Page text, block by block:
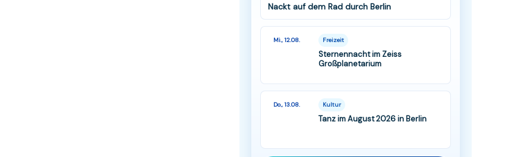
Nackt auf dem Rad durch Berlin
Mi., 12.08. Freizeit
Sternennacht im Zeiss
Großplanetarium
Do., 13.08. Kultur
Tanz im August 2026 in Berlin